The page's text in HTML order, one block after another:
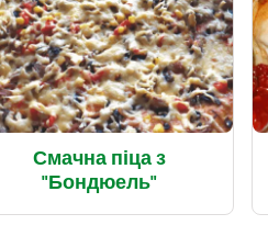
Смачна піца з
"Бондюель"